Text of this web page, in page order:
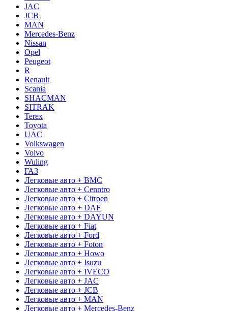
JAC
JCB
MAN
Mercedes-Benz
Nissan
Opel
Peugeot
R
Renault
Scania
SHACMAN
SITRAK
Terex
Toyota
UAC
Volkswagen
Volvo
Wuling
ГАЗ
Легковые авто + BMC
Легковые авто + Cenntro
Легковые авто + Citroen
Легковые авто + DAF
Легковые авто + DAYUN
Легковые авто + Fiat
Легковые авто + Ford
Легковые авто + Foton
Легковые авто + Howo
Легковые авто + Isuzu
Легковые авто + IVECO
Легковые авто + JAC
Легковые авто + JCB
Легковые авто + MAN
Легковые авто + Mercedes-Benz